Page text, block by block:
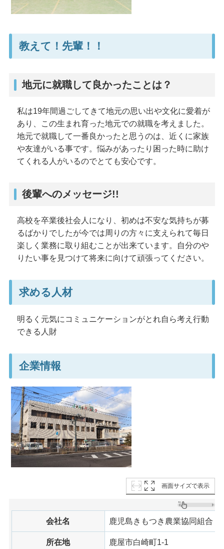
教えて！先輩！！
地元に就職して良かったことは？
私は19年間過ごしてきて地元の思い出や文化に愛着が
あり、この生まれ育った地元での就職を考えました。
地元で就職して一番良かったと思うのは、近くに家族
や友達がいる事です。悩みがあったり困った時に助け
てくれる人がいるのでとても安心です。
後輩へのメッセージ!!
高校を卒業後社会人になり、初めは不安な気持ちが募
るばかりでしたが今では周りの方々に支えられて毎日
楽しく業務に取り組むことが出来ています。自分のや
りたい事を見つけて将来に向けて頑張ってください。
求める人材
明るく元気にコミュニケーションがとれ自ら考え行動
できる人財
企業情報
画面サイズで表示
会社名 鹿児島きもつき農業協同組合
所在地 鹿屋市白崎町1-1